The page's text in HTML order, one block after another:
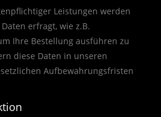
Leistungen werden
erfragt, wie z.B.
Ihre Bestellung ausführen zu
diese Daten in unseren
Aufbewahrungsfristen